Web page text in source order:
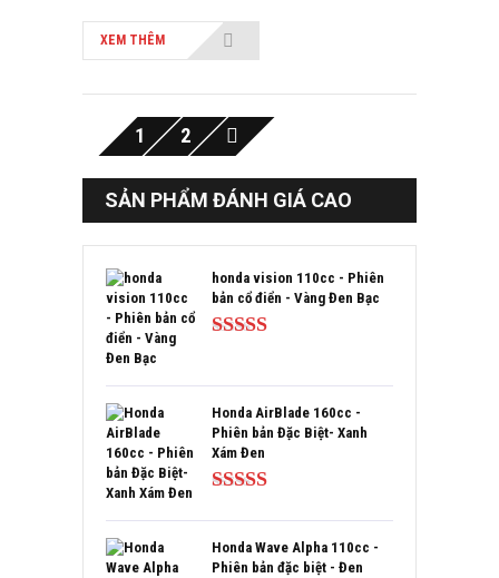
XEM THÊM
1 2
SẢN PHẨM ĐÁNH GIÁ CAO
honda vision 110cc - Phiên
bản cổ điển - Vàng Đen Bạc
Honda AirBlade 160cc -
Phiên bản Đặc Biệt- Xanh
Xám Đen
sao
Honda Wave Alpha 110cc -
Phiên bản đặc biệt - Đen